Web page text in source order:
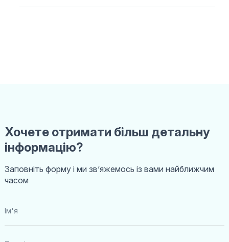
Хочете отримати більш детальну
інформацію?
Заповніть форму і ми звʼяжемось із вами найближчим
часом